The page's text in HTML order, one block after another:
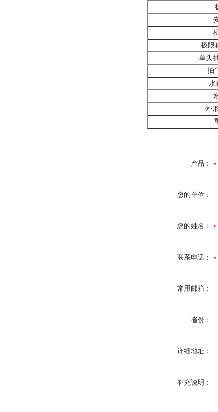
极限
单头
抽
水
外
产品：
您的单位：
您的姓名：
联系电话：
常用邮箱：
省份：
详细地址：
补充说明：